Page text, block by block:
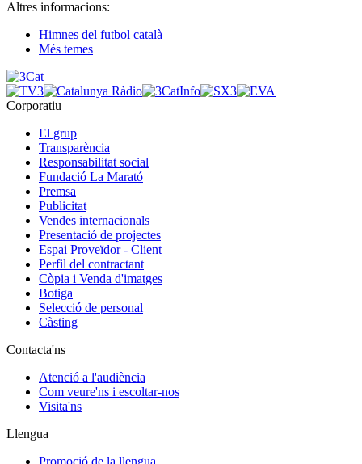
Altres informacions:
Himnes del futbol català
Més temes
Corporatiu
El grup
Transparència
Responsabilitat social
Fundació La Marató
Premsa
Publicitat
Vendes internacionals
Presentació de projectes
Espai Proveïdor - Client
Perfil del contractant
Còpia i Venda d'imatges
Botiga
Selecció de personal
Càsting
Contacta'ns
Atenció a l'audiència
Com veure'ns i escoltar-nos
Visita'ns
Llengua
Promoció de la llengua